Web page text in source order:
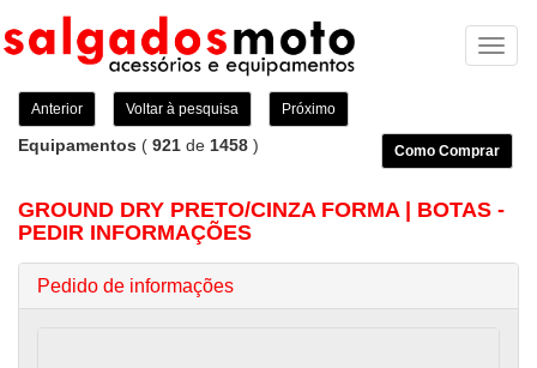
Anterior Voltar à pesquisa Próximo
Equipamentos ( 921 de 1458 ) Como Comprar
GROUND DRY PRETO/CINZA FORMA | BOTAS -
PEDIR INFORMAÇÕES
Pedido de informações